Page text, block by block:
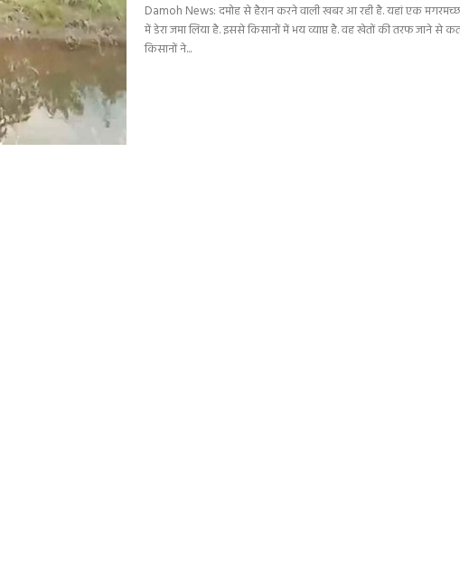
Damoh News: दमोह से हैरान करने वाली खबर आ रही है. यहां एक
में डेरा जमा लिया है. इससे किसानों में भय व्याप्त है. वह खेतों की तरफ जाने से
किसानों ने...